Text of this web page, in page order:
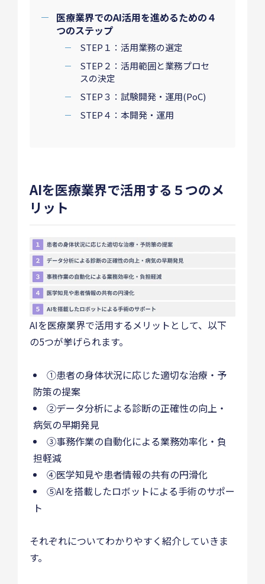
医療業界でのAI活用を進めるための４
つのステップ
STEP１：活用業務の選定
STEP２：活用範囲と業務プロセ
スの決定
STEP３：試験開発・運用(PoC)
STEP４：本開発・運用
AIを医療業界で活用する５つのメ
リット
AIを医療業界で活用するメリットとして、以下
の5つが挙げられます。
①患者の身体状況に応じた適切な治療・予
防策の提案
②データ分析による診断の正確性の向上・
病気の早期発見
③事務作業の自動化による業務効率化・負
担軽減
④医学知見や患者情報の共有の円滑化
⑤AIを搭載したロボットによる手術のサポー
ト
それぞれについてわかりやすく紹介していきま
す。